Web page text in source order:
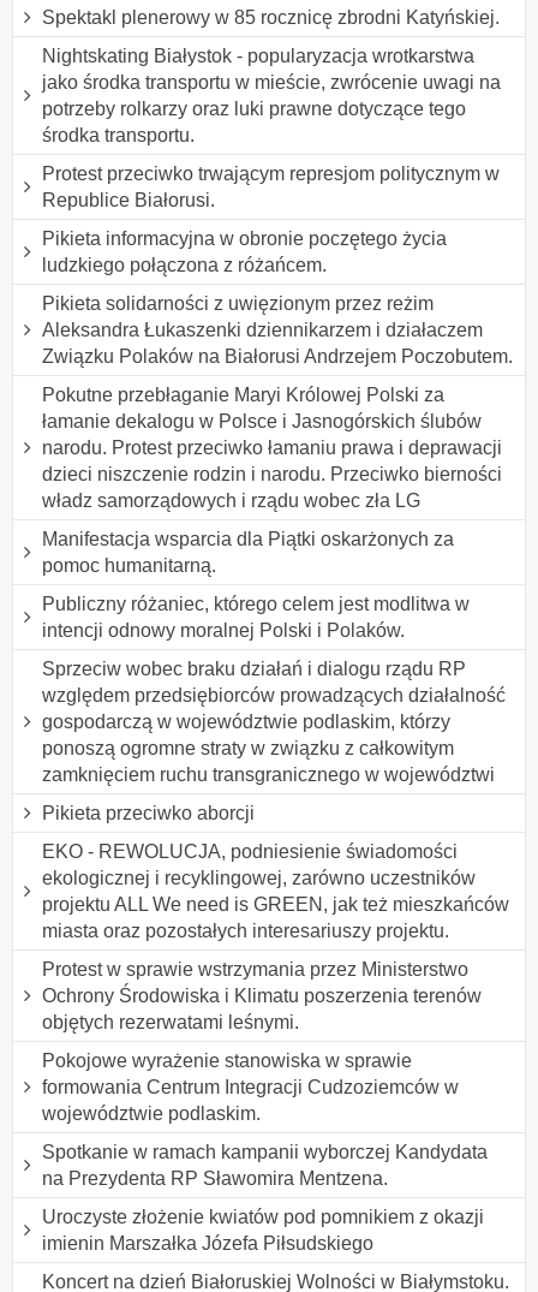
Spektakl plenerowy w 85 rocznicę zbrodni Katyńskiej.
Nightskating Białystok - popularyzacja wrotkarstwa
jako środka transportu w mieście, zwrócenie uwagi na
potrzeby rolkarzy oraz luki prawne dotyczące tego
środka transportu.
Protest przeciwko trwającym represjom politycznym w
Republice Białorusi.
Pikieta informacyjna w obronie poczętego życia
ludzkiego połączona z różańcem.
Pikieta solidarności z uwięzionym przez reżim
Aleksandra Łukaszenki dziennikarzem i działaczem
Związku Polaków na Białorusi Andrzejem Poczobutem.
Pokutne przebłaganie Maryi Królowej Polski za
łamanie dekalogu w Polsce i Jasnogórskich ślubów
narodu. Protest przeciwko łamaniu prawa i deprawacji
dzieci niszczenie rodzin i narodu. Przeciwko bierności
władz samorządowych i rządu wobec zła LG
Manifestacja wsparcia dla Piątki oskarżonych za
pomoc humanitarną.
Publiczny różaniec, którego celem jest modlitwa w
intencji odnowy moralnej Polski i Polaków.
Sprzeciw wobec braku działań i dialogu rządu RP
względem przedsiębiorców prowadzących działalność
gospodarczą w województwie podlaskim, którzy
ponoszą ogromne straty w związku z całkowitym
zamknięciem ruchu transgranicznego w województwi
Pikieta przeciwko aborcji
EKO - REWOLUCJA, podniesienie świadomości
ekologicznej i recyklingowej, zarówno uczestników
projektu ALL We need is GREEN, jak też mieszkańców
miasta oraz pozostałych interesariuszy projektu.
Protest w sprawie wstrzymania przez Ministerstwo
Ochrony Środowiska i Klimatu poszerzenia terenów
objętych rezerwatami leśnymi.
Pokojowe wyrażenie stanowiska w sprawie
formowania Centrum Integracji Cudzoziemców w
województwie podlaskim.
Spotkanie w ramach kampanii wyborczej Kandydata
na Prezydenta RP Sławomira Mentzena.
Uroczyste złożenie kwiatów pod pomnikiem z okazji
imienin Marszałka Józefa Piłsudskiego
Koncert na dzień Białoruskiej Wolności w Białymstoku.